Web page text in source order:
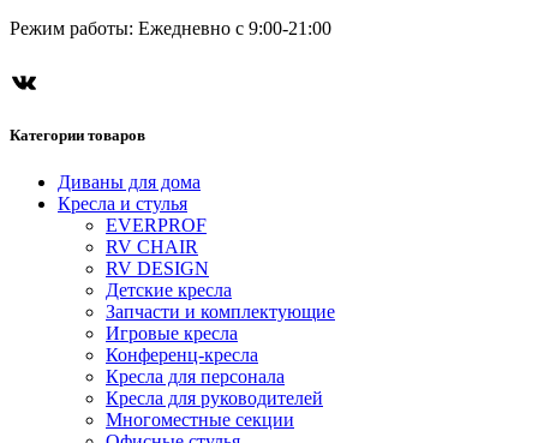
Режим работы: Ежедневно с 9:00-21:00
Категории товаров
Диваны для дома
Кресла и стулья
EVERPROF
RV CHAIR
RV DESIGN
Детские кресла
Запчасти и комплектующие
Игровые кресла
Конференц-кресла
Кресла для персонала
Кресла для руководителей
Многоместные секции